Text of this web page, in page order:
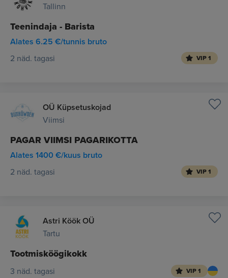
Tallinn
Teenindaja - Barista
Alates 6.25 €/tunnis bruto
2 näd. tagasi VIP 1
OÜ Küpsetuskojad
Viimsi
PAGAR VIIMSI PAGARIKOTTA
Alates 1400 €/kuus bruto
2 näd. tagasi VIP 1
Astri Köök OÜ
Tartu
Tootmisköögikokk
3 näd. tagasi VIP 1